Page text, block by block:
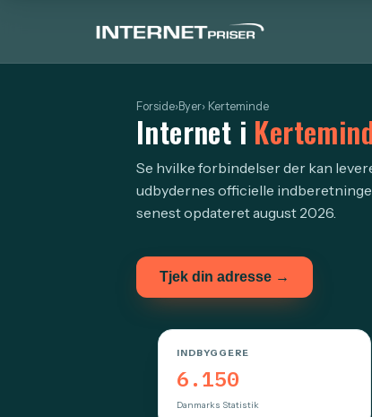
Forside›Byer› Kerteminde
Internet i
Se hvilke forbindelser der kan
udbydernes officielle
senest opdateret august 2026.
Tjek din adresse →
INDBYGGERE
6.150
Danmarks Statistik